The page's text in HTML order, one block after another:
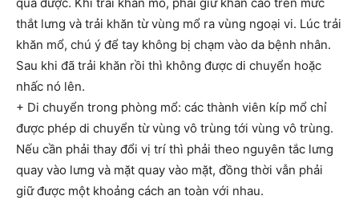
thắt lưng và trải khăn từ vùng mổ ra vùng ngoại vi. Lúc trải
khăn mổ, chú ý để tay không bị chạm vào da bệnh nhân.
Sau khi đã trải khăn rồi thì không được di chuyển hoặc
nhấc nó lên.
+ Di chuyển trong phòng mổ: các thành viên kíp mổ chỉ
được phép di chuyển từ vùng vô trùng tới vùng vô trùng.
Nếu cần phải thay đổi vị trí thì phải theo nguyên tắc lưng
quay vào lưng và mặt quay vào mặt, đồng thời vẫn phải
giữ được một khoảng cách an toàn với nhau.